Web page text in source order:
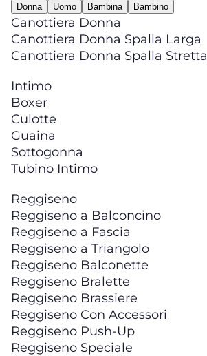
Donna Uomo Bambina Bambino
Canottiera Donna
Canottiera Donna Spalla Larga
Canottiera Donna Spalla Stretta
Intimo
Boxer
Culotte
Guaina
Sottogonna
Tubino Intimo
Reggiseno
Reggiseno a Balconcino
Reggiseno a Fascia
Reggiseno a Triangolo
Reggiseno Balconette
Reggiseno Bralette
Reggiseno Brassiere
Reggiseno Con Accessori
Reggiseno Push-Up
Reggiseno Speciale